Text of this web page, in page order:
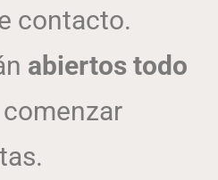
contacto.
abiertos todo